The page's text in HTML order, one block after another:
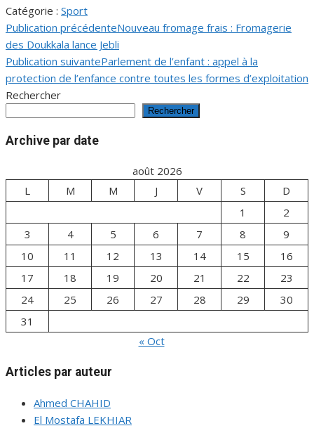
Catégorie : Sport
Navigation
de
l’article
Publication précédenteNouveau fromage frais : Fromagerie
des Doukkala lance Jebli
Publication suivanteParlement de l’enfant : appel à la
protection de l’enfance contre toutes les formes d’exploitation
Rechercher
Rechercher
Archive par date
août 2026
L
M M J V S
D
1
2
3
4 5 6 7 8
9
10
11 12 13 14 15
16
17
18 19 20 21 22
23
24
25 26 27 28 29
30
31
« Oct
Articles par auteur
Ahmed CHAHID
El Mostafa LEKHIAR